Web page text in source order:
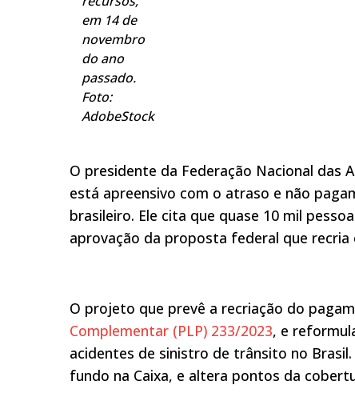
em 14 de
novembro
do ano
passado.
Foto:
AdobeStock
O presidente da Federação Nacional das
está apreensivo com o atraso e não
brasileiro. Ele cita que quase 10 mil
aprovação da proposta federal que recria
O projeto que prevê a recriação do
Complementar (PLP) 233/2023, e
acidentes de sinistro de trânsito no
fundo na Caixa, e altera pontos da